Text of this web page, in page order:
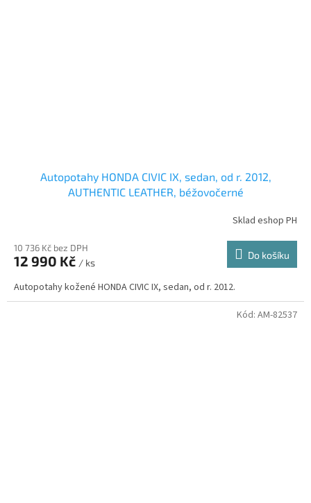
Autopotahy HONDA CIVIC IX, sedan, od r. 2012,
AUTHENTIC LEATHER, béžovočerné
Sklad eshop PH
10 736 Kč bez DPH
12 990 Kč / ks
Do košíku
Autopotahy kožené HONDA CIVIC IX, sedan, od r. 2012.
Kód: AM-82537